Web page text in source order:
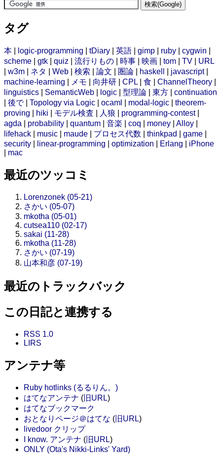
タグ
本 logic-programming tDiary 英語 gimp ruby cygwin
scheme
gtk quiz 流行りもの 時事 映画 tom TV
URL
w3m ネタ Web 検索 論文 圏論 haskell javascript|
machine-learning
メモ 向井研 CPL 食 ChannelTheory
linguistics
SemanticWeb logic 型理論 東方
continuation
後で| Topology via Logic ocaml modal-logic
theorem-
proving
hiki モデル検査 人狼 programming-contest|
agda
probability quantum 音楽 coq money Alloy
lifehack
music maude プロセス代数 thinkpad game
security
linear-programming optimization Erlang
iPhone
mac
最近のツッコミ
Lorenzonek (05-21)
さかい (05-07)
mkotha (05-01)
cutsea110 (02-17)
sakai (11-28)
mkotha (11-28)
さかい (07-19)
山本和彦 (07-19)
最近のトラックバック
この日記と連携する
RSS 1.0
LIRS
アンテナ等
Ruby hotlinks (るるりん。)
はてなアンテナ ( 旧URL)
はてなブックマーク
おとなりページ＠はてな ( 旧URL)
livedoor クリップ
I know. アンテナ ( 旧URL)
ONLY (Ota's Nikki-Links' Yard)